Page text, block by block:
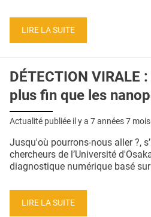
LIRE LA SUITE
DÉTECTION VIRALE
plus fin que les
Actualité publiée il y a 7 années 7 mois
Jusqu'où pourrons-nous aller ?,
chercheurs de l’Université
diagnostique numérique basé
LIRE LA SUITE